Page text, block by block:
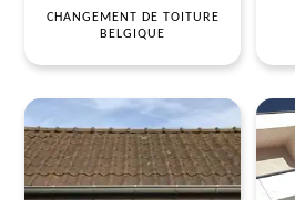
CHANGEMENT DE TOITURE
BELGIQUE